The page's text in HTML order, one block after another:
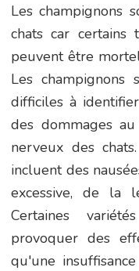
Les champignons
chats car certains
peuvent être
Les champignons
difficiles à
des dommages
nerveux des
incluent des
excessive, de la
Certaines
provoquer des
qu'une